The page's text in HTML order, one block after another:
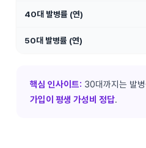
40대 발병률 (연)
50대 발병률 (연)
핵심 인사이트: 30대까지는 발
가입이 평생 가성비 정답.